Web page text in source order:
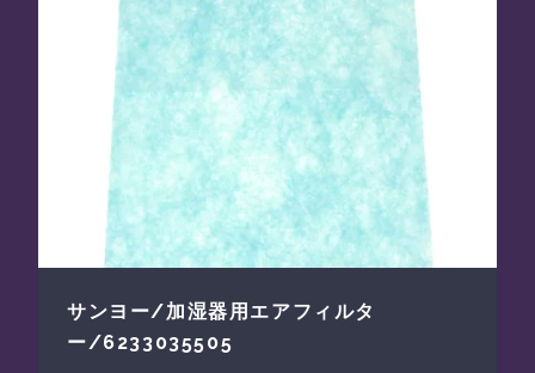
サンヨー/加湿器用エアフィルタ
ー/6233035505